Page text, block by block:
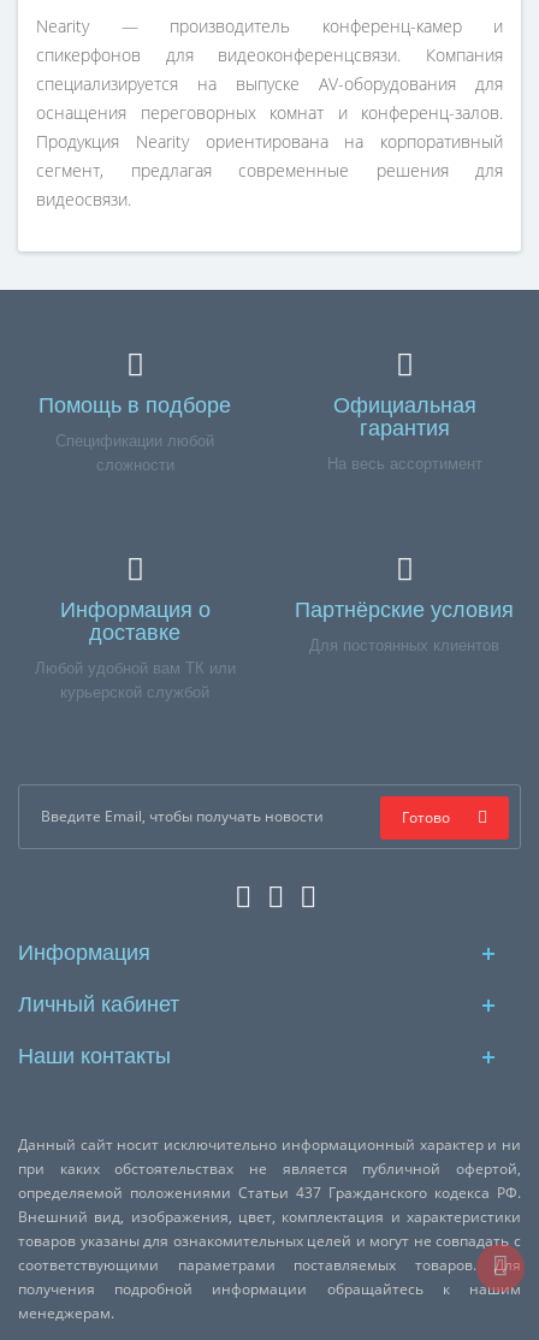
Nearity — производитель конференц-камер и
спикерфонов для видеоконференцсвязи. Компания
специализируется на выпуске AV-оборудования для
оснащения переговорных комнат и конференц-залов.
Продукция Nearity ориентирована на корпоративный
сегмент, предлагая современные решения для
видеосвязи.
Помощь в подборе
Спецификации любой
сложности
Официальная
гарантия
На весь ассортимент
Информация о
доставке
Любой удобной вам ТК или
курьерской службой
Партнёрские условия
Для постоянных клиентов
Готово
Информация
Личный кабинет
Наши контакты
Данный сайт носит исключительно информационный характер и ни
при каких обстоятельствах не является публичной офертой,
определяемой положениями Статьи 437 Гражданского кодекса РФ.
Внешний вид, изображения, цвет, комплектация и характеристики
товаров указаны для ознакомительных целей и могут не совпадать с
соответствующими параметрами поставляемых товаров. Для
получения подробной информации обращайтесь к нашим
менеджерам.